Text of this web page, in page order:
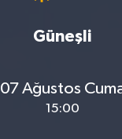
Güneşli
07 Ağustos
15:00